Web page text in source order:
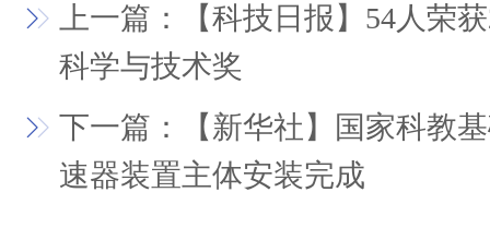
上一篇：【科技日报】54人荣
科学与技术奖
下一篇：【新华社】国家科教
速器装置主体安装完成